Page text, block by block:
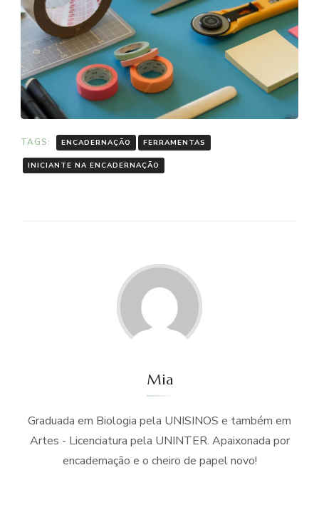
TAGS: ENCADERNAÇÃO FERRAMENTAS
INICIANTE NA ENCADERNAÇÃO
Mia
Graduada em Biologia pela UNISINOS e também em
Artes - Licenciatura pela UNINTER. Apaixonada por
encadernação e o cheiro de papel novo!